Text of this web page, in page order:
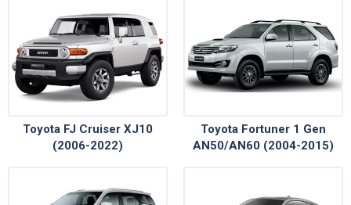
Toyota FJ Cruiser XJ10
(2006-2022)
Toyota Fortuner 1 Gen
AN50/AN60 (2004-2015)